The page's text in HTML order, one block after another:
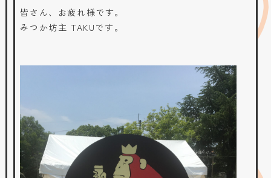
皆さん、お疲れ様です。
みつか坊主 TAKUです。